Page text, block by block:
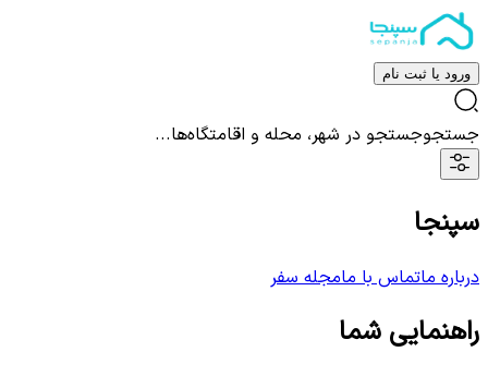
ورود یا ثبت نام
جستجوجستجو در شهر، محله و اقامتگاه‌ها...
سپنجا
درباره ماتماس با مامجله سفر
راهنمایی شما